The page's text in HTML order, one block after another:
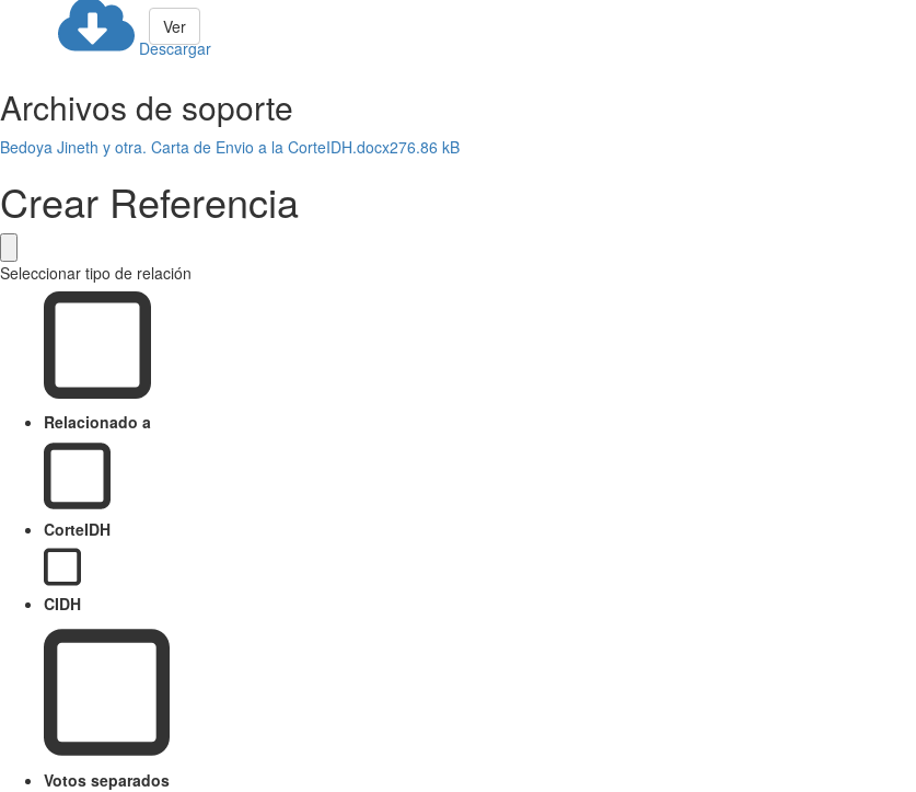
Descargar
Ver
Archivos de soporte
Bedoya Jineth y otra. Carta de Envio a la CorteIDH.docx276.86 kB
Crear Referencia
Seleccionar tipo de relación
Relacionado a
CorteIDH
CIDH
Votos separados